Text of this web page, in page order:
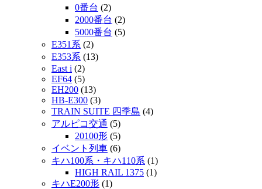
0番台 (2)
2000番台 (2)
5000番台 (5)
E351系 (2)
E353系 (13)
East i (2)
EF64 (5)
EH200 (13)
HB-E300 (3)
TRAIN SUITE 四季島 (4)
アルピコ交通 (5)
20100形 (5)
イベント列車 (6)
キハ100系・キハ110系 (1)
HIGH RAIL 1375 (1)
キハE200形 (1)